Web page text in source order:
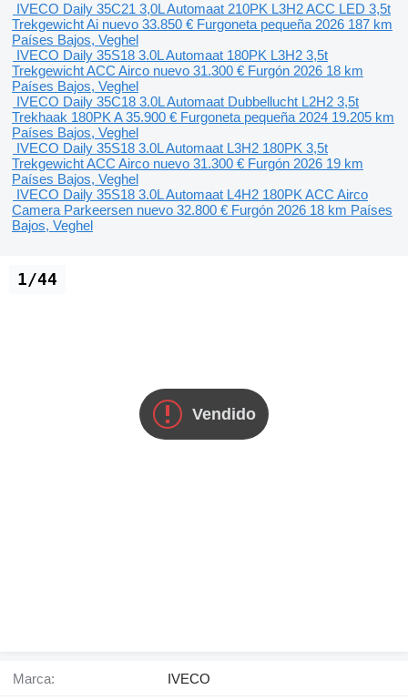
IVECO Daily 35C21 3,0L Automaat 210PK L3H2 ACC LED 3,5t
Trekgewicht Ai nuevo 33.850 € Furgoneta pequeña 2026 187 km
Países Bajos, Veghel
IVECO Daily 35S18 3.0L Automaat 180PK L3H2 3,5t
Trekgewicht ACC Airco nuevo 31.300 € Furgón 2026 18 km
Países Bajos, Veghel
IVECO Daily 35C18 3.0L Automaat Dubbellucht L2H2 3,5t
Trekhaak 180PK A 35.900 € Furgoneta pequeña 2024 19.205 km
Países Bajos, Veghel
IVECO Daily 35S18 3.0L Automaat L3H2 180PK 3,5t
Trekgewicht ACC Airco nuevo 31.300 € Furgón 2026 19 km
Países Bajos, Veghel
IVECO Daily 35S18 3.0L Automaat L4H2 180PK ACC Airco
Camera Parkeersen nuevo 32.800 € Furgón 2026 18 km Países
Bajos, Veghel
Vendido
1/44
Marca: IVECO